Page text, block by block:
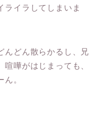
ライラしてしまいま
んどん散らかるし、兄
嘩がはじまっても、
。